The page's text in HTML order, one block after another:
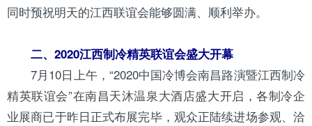
同时预祝明天的江西联谊会能够圆满、顺利举办。
二、2020江西制冷精英联谊会盛大开幕
7月10日上午，“2020中国冷博会南昌路演暨江西制冷
精英联谊会”在南昌天沐温泉大酒店盛大开启，各制冷企
业展商已于昨日正式布展完毕，观众正陆续进场参观、洽